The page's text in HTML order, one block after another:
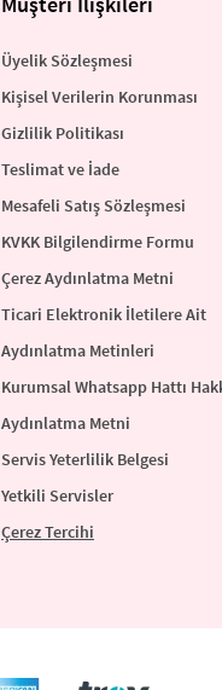
Üyelik Sözleşmesi
Kişisel Verilerin Korunması
Gizlilik Politikası
Teslimat ve İade
Mesafeli Satış Sözleşmesi
KVKK Bilgilendirme Formu
Çerez Aydınlatma Metni
Ticari Elektronik İletilere Ait
Aydınlatma Metinleri
Kurumsal Whatsapp Hattı
Aydınlatma Metni
Servis Yeterlilik Belgesi
Yetkili Servisler
Çerez Tercihi